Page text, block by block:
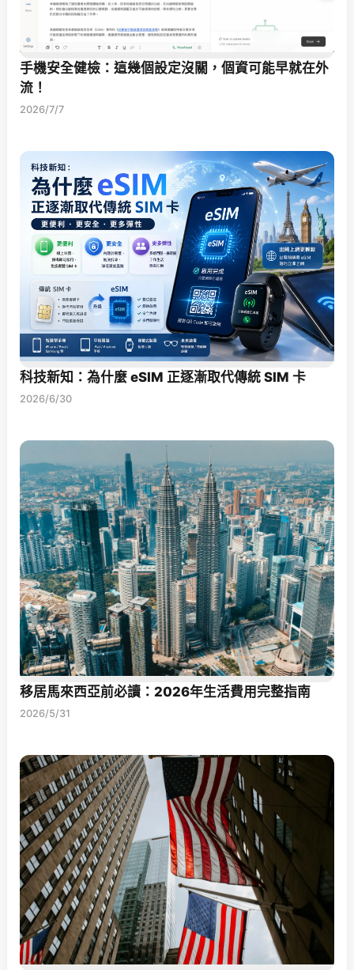
手機安全健檢：這幾個設定沒關，個資可能早就在外
流！
2026/7/7
科技新知：為什麼 eSIM 正逐漸取代傳統 SIM 卡
2026/6/30
移居馬來西亞前必讀：2026年生活費用完整指南
2026/5/31